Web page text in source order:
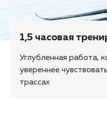
1,5 часовая
Углубленная работа,
увереннее
трассах